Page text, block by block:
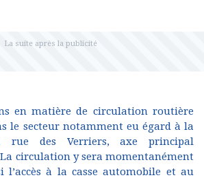
en matière de circulation routière
le secteur notamment eu égard à la
rue des Verriers, axe principal
circulation y sera momentanément
l’accès à la casse automobile et au